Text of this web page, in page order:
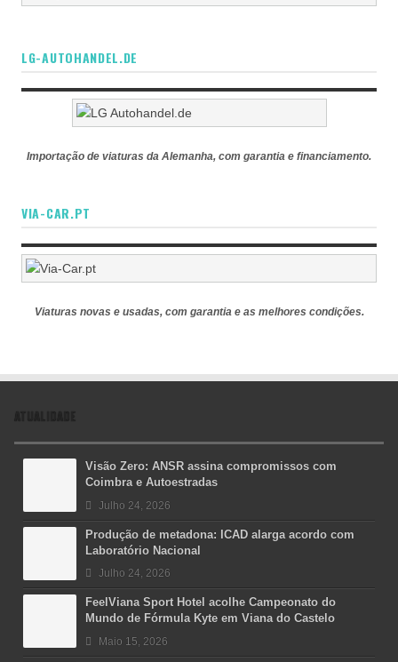
LG-AUTOHANDEL.DE
Importação de viaturas da Alemanha, com garantia e financiamento.
VIA-CAR.PT
Viaturas novas e usadas, com garantia e as melhores condições.
ATUALIDADE
Visão Zero: ANSR assina compromissos com
Coimbra e Autoestradas
Julho 24, 2026
Produção de metadona: ICAD alarga acordo com
Laboratório Nacional
Julho 24, 2026
FeelViana Sport Hotel acolhe Campeonato do
Mundo de Fórmula Kyte em Viana do Castelo
Maio 15, 2026